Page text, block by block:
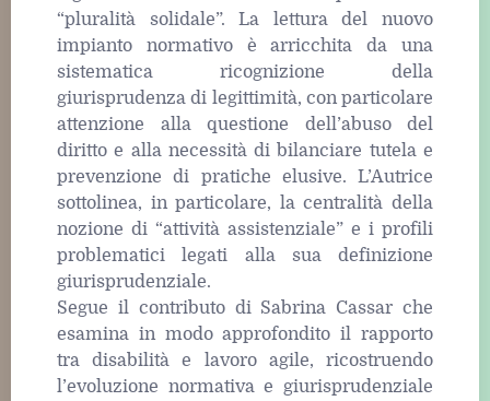
“pluralità solidale”. La lettura del nuovo
impianto normativo è arricchita da una
sistematica ricognizione della
giurisprudenza di legittimità, con particolare
attenzione alla questione dell’abuso del
diritto e alla necessità di bilanciare tutela e
prevenzione di pratiche elusive. L’Autrice
sottolinea, in particolare, la centralità della
nozione di “attività assistenziale” e i profili
problematici legati alla sua definizione
giurisprudenziale.
Segue il contributo di Sabrina Cassar che
esamina in modo approfondito il rapporto
tra disabilità e lavoro agile, ricostruendo
l’evoluzione normativa e giurisprudenziale